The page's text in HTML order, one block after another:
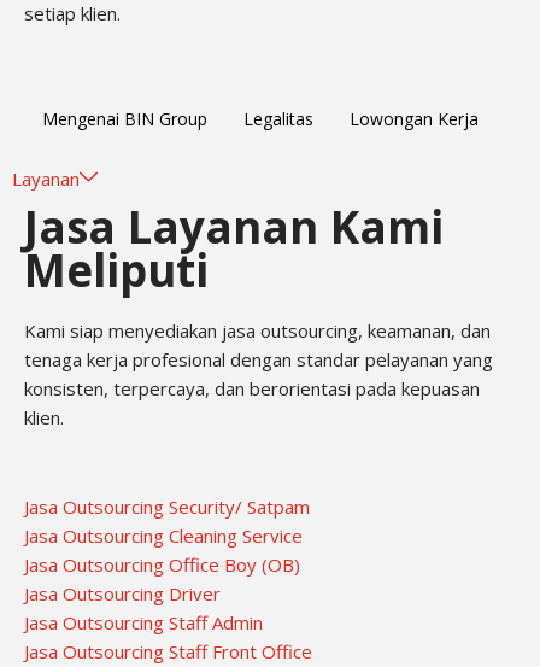
setiap klien.
Mengenai BIN Group Legalitas Lowongan Kerja
Layanan
Jasa Layanan Kami
Meliputi
Kami siap menyediakan jasa outsourcing, keamanan, dan
tenaga kerja profesional dengan standar pelayanan yang
konsisten, terpercaya, dan berorientasi pada kepuasan
klien.
Jasa Outsourcing Security/ Satpam
Jasa Outsourcing Cleaning Service
Jasa Outsourcing Office Boy (OB)
Jasa Outsourcing Driver
Jasa Outsourcing Staff Admin
Jasa Outsourcing Staff Front Office